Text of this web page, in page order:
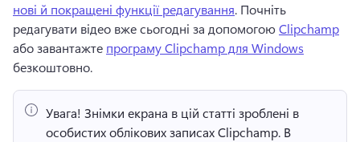
нові й покращені функції редагування. Почніть
редагувати відео вже сьогодні за допомогою Clipchamp
або завантажте програму Clipchamp для Windows
безкоштовно.
Увага! Знімки екрана в цій статті зроблені в
особистих облікових записах Clipchamp.